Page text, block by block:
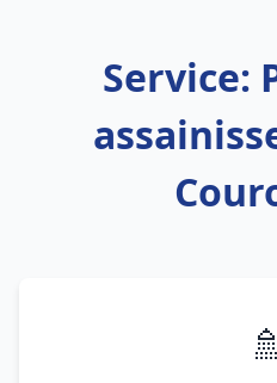
Service:
🚿